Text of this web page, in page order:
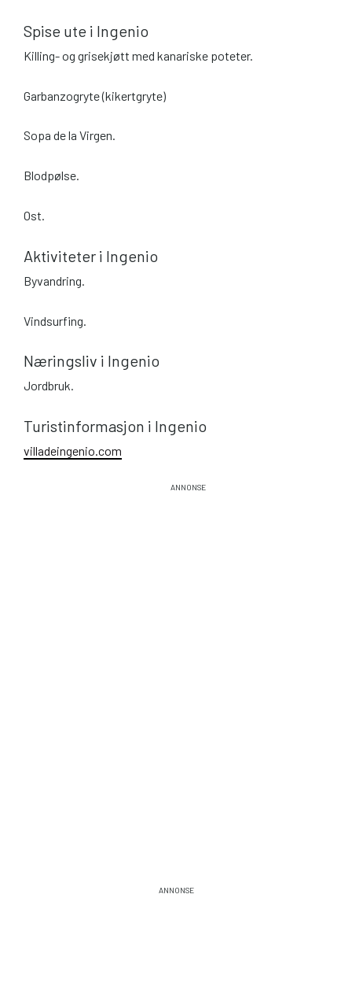
Spise ute i Ingenio
Killing- og grisekjøtt med kanariske poteter.
Garbanzogryte (kikertgryte)
Sopa de la Virgen.
Blodpølse.
Ost.
Aktiviteter i Ingenio
Byvandring.
Vindsurfing.
Næringsliv i Ingenio
Jordbruk.
Turistinformasjon i Ingenio
villadeingenio.com